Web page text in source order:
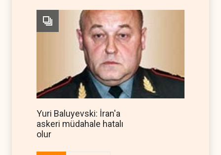
Yuri Baluyevski: İran'a
askeri müdahale hatalı
olur